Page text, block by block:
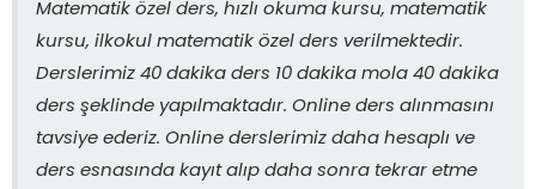
Matematik özel ders, hızlı okuma kursu, matematik
kursu, ilkokul matematik özel ders verilmektedir.
Derslerimiz 40 dakika ders 10 dakika mola 40 dakika
ders şeklinde yapılmaktadır. Online ders alınmasını
tavsiye ederiz. Online derslerimiz daha hesaplı ve
ders esnasında kayıt alıp daha sonra tekrar etme